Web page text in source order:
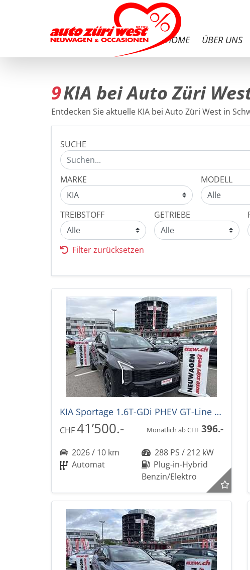
HOME ÜBER UNS
9KIA bei Auto Züri
Entdecken Sie aktuelle KIA bei Auto Züri West in
SUCHE
MARKE MODELL
TREIBSTOFF GETRIEBE
Filter zurücksetzen
KIA Sportage 1.6T-GDi PHEV GT-Line 288PS -33% 4x4 Automat
CHF41’500.- Monatlich ab CHF396.-
2026 / 10 km
288 PS / 212 kW
Automat
Plug-in-Hybrid
Benzin/Elektro